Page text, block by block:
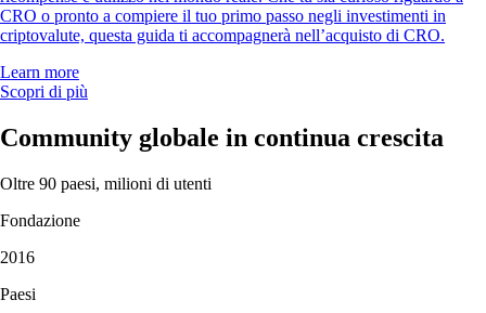
CRO o pronto a compiere il tuo primo passo negli investimenti in
criptovalute, questa guida ti accompagnerà nell’acquisto di CRO.
Learn more
Scopri di più
Community globale in continua crescita
Oltre 90 paesi, milioni di utenti
Fondazione
2016
Paesi